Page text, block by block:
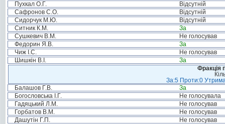
Пухкал О.Г.
Відсутній
Сафронов С.О.
Відсутній
Сидорчук М.Ю.
Відсутній
Ситник К.М.
За
Сушкевич В.М.
Не голосував
Федорин Я.В.
За
Чиж І.С.
Не голосував
Шишкін В.І.
За
Фракція
За:5 Проти:0
Балашов Г.В.
За
Богословська І.Г.
Не голосувала
Гадяцький Л.М.
Не голосував
Горбатов В.М.
Не голосував
Дашутін Г.П.
Не голосував